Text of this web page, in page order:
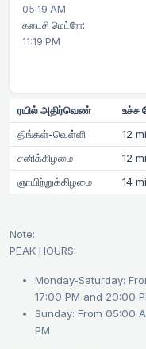
05:19 AM
கடைசி மெட்ரோ:
11:19 PM
ரயில் அதிர்வெண் உச்ச
திங்கள்-வெள்ளி
12
சனிக்கிழமை
12
ஞாயிற்றுக்கிழமை
14
Note:
PEAK HOURS:
Monday-Saturday:
17:00 PM and 20:00
Sunday: From 05:00
PM